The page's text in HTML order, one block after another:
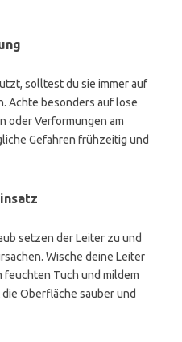
solltest du sie immer auf
Achte besonders auf lose
oder Verformungen am
Gefahren frühzeitig und
setzen der Leiter zu und
Wische deine Leiter
feuchten Tuch und mildem
Oberfläche sauber und